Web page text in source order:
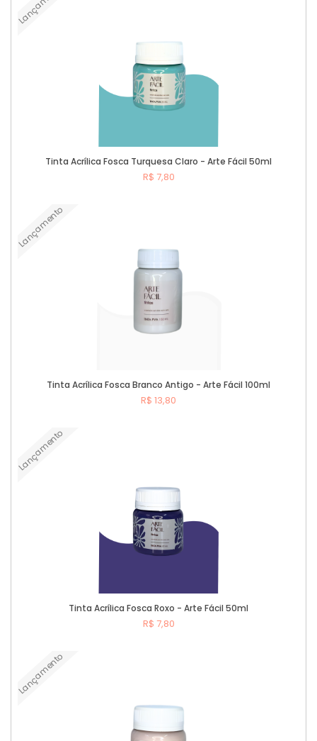
Tinta Acrílica Fosca Turquesa Claro - Arte Fácil 50ml
R$ 7,80
Lançamento
Tinta Acrílica Fosca Branco Antigo - Arte Fácil 100ml
R$ 13,80
Lançamento
Tinta Acrílica Fosca Roxo - Arte Fácil 50ml
R$ 7,80
Lançamento